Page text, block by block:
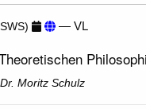
— VL
Moritz Schulz